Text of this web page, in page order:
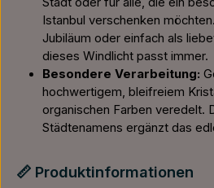
Istanbul verschenken
Jubiläum oder einfach als
dieses Windlicht passt immer.
Besondere Verarbeitung:
hochwertigem, bleifreiem
organischen Farben veredelt.
Städtenamens ergänzt das
📏 Produktinformationen